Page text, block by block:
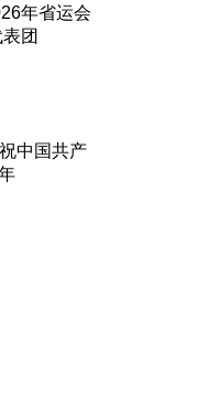
年省运会
团
中国共产